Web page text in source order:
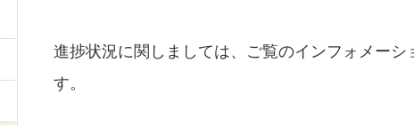
進捗状況に関しましては、ご覧のインフォメー
す。